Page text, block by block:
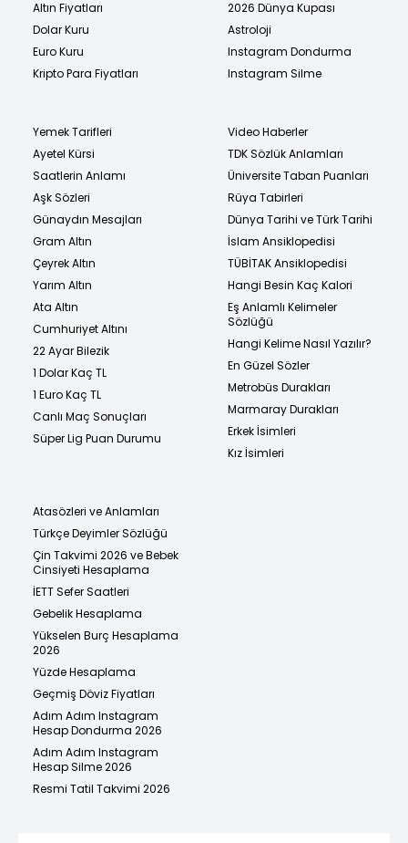
Altın Fiyatları
Dolar Kuru
Euro Kuru
Kripto Para Fiyatları
2026 Dünya Kupası
Astroloji
Instagram Dondurma
Instagram Silme
Yemek Tarifleri
Ayetel Kürsi
Saatlerin Anlamı
Aşk Sözleri
Günaydın Mesajları
Gram Altın
Çeyrek Altın
Yarım Altın
Ata Altın
Cumhuriyet Altını
22 Ayar Bilezik
1 Dolar Kaç TL
1 Euro Kaç TL
Canlı Maç Sonuçları
Süper Lig Puan Durumu
Video Haberler
TDK Sözlük Anlamları
Üniversite Taban Puanları
Rüya Tabirleri
Dünya Tarihi ve Türk Tarihi
İslam Ansiklopedisi
TÜBİTAK Ansiklopedisi
Hangi Besin Kaç Kalori
Eş Anlamlı Kelimeler
Sözlüğü
Hangi Kelime Nasıl Yazılır?
En Güzel Sözler
Metrobüs Durakları
Marmaray Durakları
Erkek İsimleri
Kız İsimleri
Atasözleri ve Anlamları
Türkçe Deyimler Sözlüğü
Çin Takvimi 2026 ve Bebek
Cinsiyeti Hesaplama
İETT Sefer Saatleri
Gebelik Hesaplama
Yükselen Burç Hesaplama
2026
Yüzde Hesaplama
Geçmiş Döviz Fiyatları
Adım Adım Instagram
Hesap Dondurma 2026
Adım Adım Instagram
Hesap Silme 2026
Resmi Tatil Takvimi 2026